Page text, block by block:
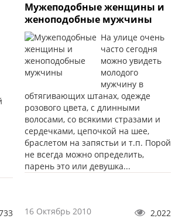
Мужеподобные женщины и
женоподобные мужчины
На улице очень
часто сегодня
можно увидеть
молодого
мужчину в
обтягивающих штанах, одежде
розового цвета, с длинными
волосами, со всякими стразами и
сердечками, цепочкой на шее,
браслетом на запястьи и т.п. Порой
не всегда можно определить,
парень это или девушка...
16 Октябрь 2010 2,022